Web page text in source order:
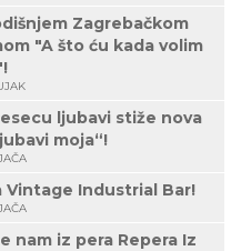
Zagrebačkom
"A što ću kada volim
ljubavi stiže nova
moja“!
Vintage Industrial Bar!
nam iz pera Repera Iz